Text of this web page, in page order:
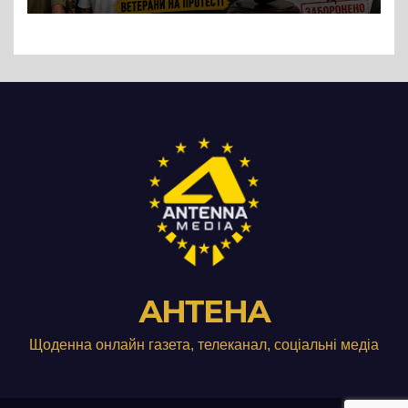
Три», що займається
АНТЕНА
Щоденна онлайн газета, телеканал, соціальні медіа